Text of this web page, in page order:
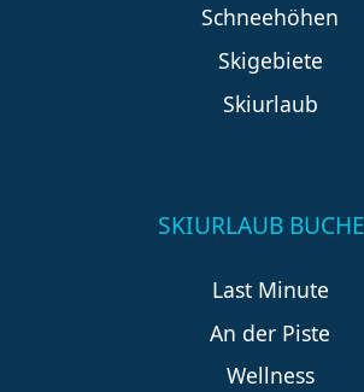
Schneehöhen
Skigebiete
Skiurlaub
SKIURLAUB
Last Minute
An der Piste
Wellness